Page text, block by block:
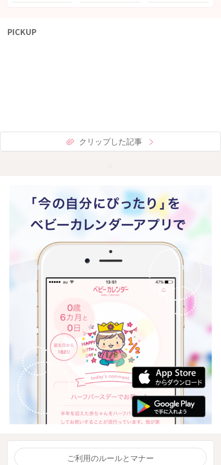
PICKUP
クリップした記事
ご利用のルールとマナー